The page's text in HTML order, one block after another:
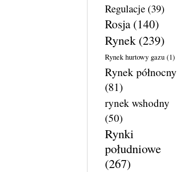
Regulacje(39)
Rosja(140)
Rynek(239)
Rynek hurtowy gazu(1)
Rynek północny
(81)
rynek wshodny
(50)
Rynki
południowe
(267)